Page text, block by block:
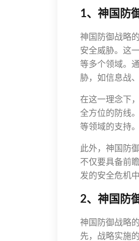
1、神国防
神国防御战略
安全威胁。这
等多个领域。
胁，如信息战
在这一理念下
全方位的防线
等领域的支持
此外，神国防
不仅要具备前
发的安全危机
2、神国防
神国防御战略
先，战略实施